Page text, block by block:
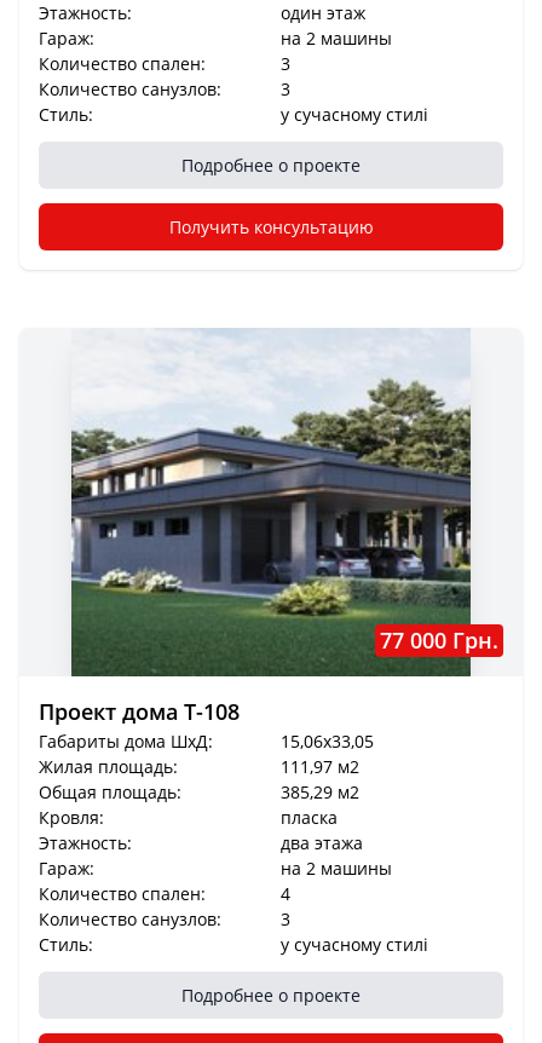
Этажность:
один этаж
Гараж:
на 2 машины
Количество спален:
3
Количество санузлов:
3
Стиль:
у сучасному стилі
Подробнее о проекте
Получить консультацию
77 000 Грн.
Проект дома T-108
Габариты дома ШхД:
15,06x33,05
Жилая площадь:
111,97 м2
Общая площадь:
385,29 м2
Кровля:
пласка
Этажность:
два этажа
Гараж:
на 2 машины
Количество спален:
4
Количество санузлов:
3
Стиль:
у сучасному стилі
Подробнее о проекте